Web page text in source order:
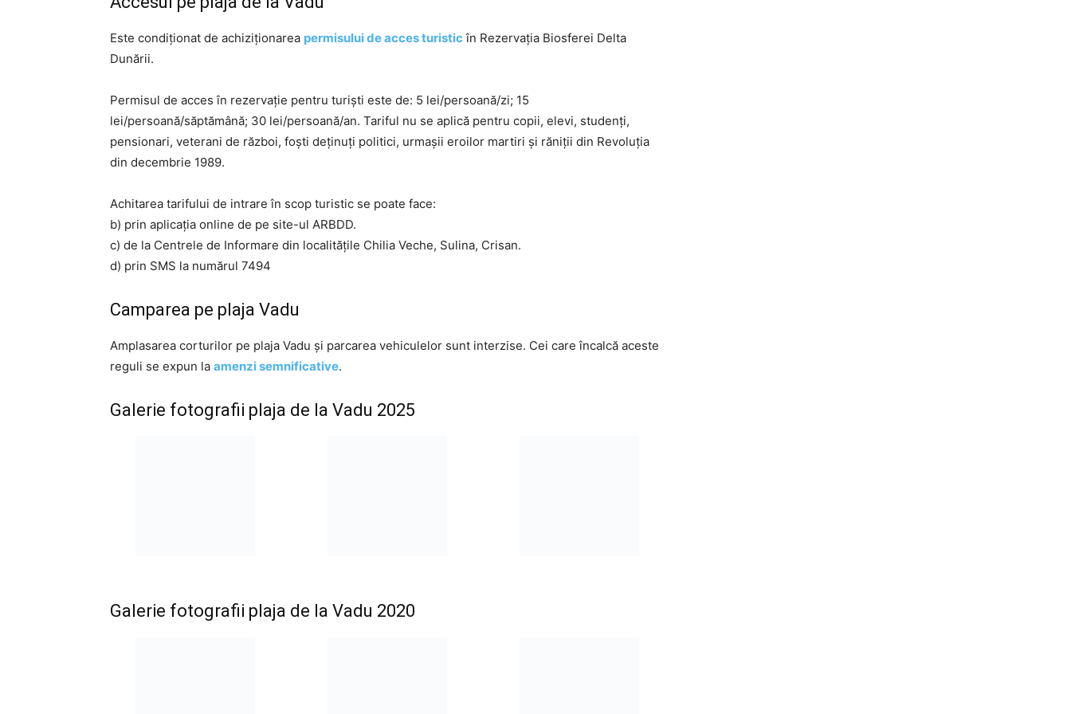
Este condiționat de achiziționarea permisului de acces turistic în Rezervația Biosferei Delta
Dunării.
Permisul de acces în rezervație pentru turiști este de: 5 lei/persoană/zi; 15
lei/persoană/săptămână; 30 lei/persoană/an. Tariful nu se aplică pentru copii, elevi, studenți,
pensionari, veterani de război, foști deținuți politici, urmașii eroilor martiri și răniții din Revoluția
din decembrie 1989.
Achitarea tarifului de intrare în scop turistic se poate face:
b) prin aplicația online de pe site-ul ARBDD.
c) de la Centrele de Informare din localitățile Chilia Veche, Sulina, Crisan.
d) prin SMS la numărul 7494
Camparea pe plaja Vadu
Amplasarea corturilor pe plaja Vadu și parcarea vehiculelor sunt interzise. Cei care încalcă aceste
reguli se expun la amenzi semnificative.
Galerie fotografii plaja de la Vadu 2025
Galerie fotografii plaja de la Vadu 2020